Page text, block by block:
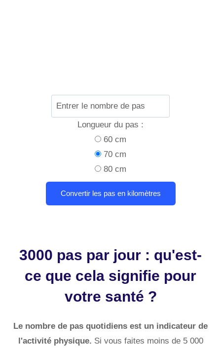
Longueur du pas :
60 cm
70 cm
80 cm
3000 pas par jour : qu'est-
ce que cela signifie pour
votre santé ?
Le nombre de pas quotidiens est un indicateur de
l'activité physique. Si vous faites moins de 5 000